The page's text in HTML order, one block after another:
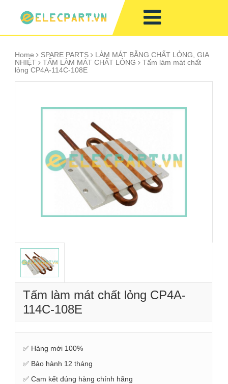
Home SPARE PARTS
LÀM MÁT BẰNG CHẤT LỎNG, GIA
NHIỆT
TẤM LÀM MÁT CHẤT LỎNG
Tấm làm mát chất
lỏng CP4A-114C-108E
Tấm làm mát chất lỏng CP4A-
114C-108E
✅ Hàng mới 100%
✅ Bảo hành 12 tháng
✅ Cam kết đúng hàng chính hãng